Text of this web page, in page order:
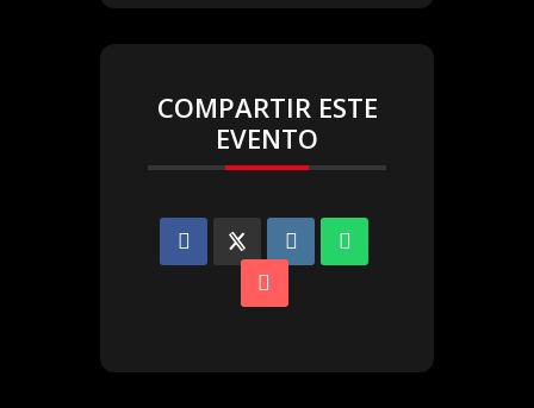
COMPARTIR ESTE
EVENTO